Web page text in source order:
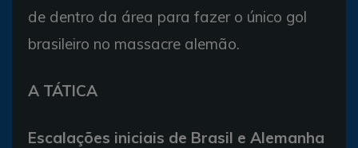
de dentro da área para fazer o único gol
brasileiro no massacre alemão.
A TÁTICA
Escalações iniciais de Brasil e Alemanha